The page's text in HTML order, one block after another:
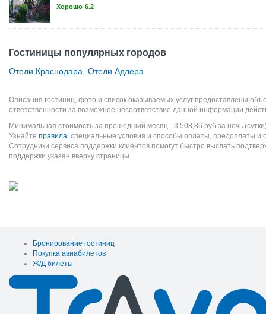
Хорошо 6.2
Гостиницы популярных городов
Отели Краснодара Отели Адлера
Описания гостиниц, фото и список оказываемых услуг предоставлены
ответственности за возможное несоответствие данной информации
Минимальная стоимость за прошедший месяц - 3 508,86 руб за ночь
Узнайте правила, специальные условия и способы оплаты, предоплаты и
Сотрудники сервиса поддержки клиентов помогут быстро выслать
поддержки указан вверху страницы.
Бронирование гостиниц
Покупка авиабилетов
Ж/Д билеты